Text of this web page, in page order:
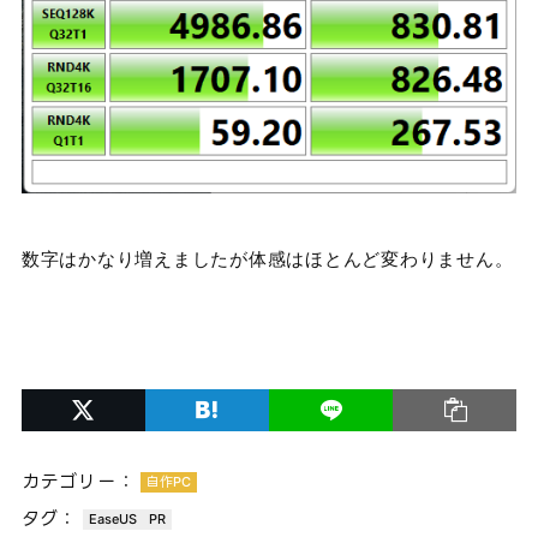
数字はかなり増えましたが体感はほとんど変わりません。
カテゴリー： 自作PC
タグ： EaseUS PR